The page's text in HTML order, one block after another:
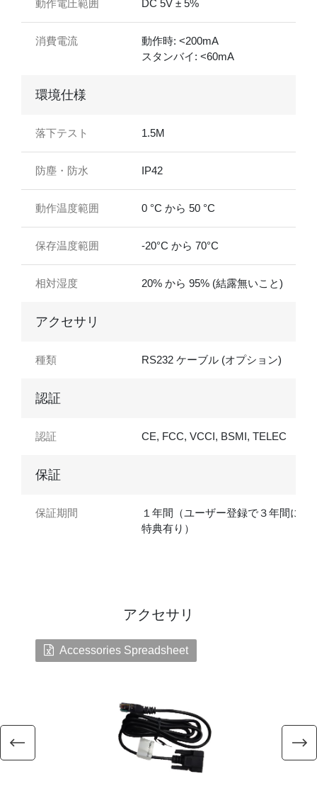
動作電圧範囲 DC 5V ± 5%
消費電流
動作時: <200mA
スタンバイ: <60mA
環境仕様
落下テスト 1.5M
防塵・防水 IP42
動作温度範囲 0 °C から 50 °C
保存温度範囲 -20°C から 70°C
相対湿度 20% から 95% (結露無いこと)
アクセサリ
種類 RS232 ケーブル (オプション)
認証
認証 CE, FCC, VCCI, BSMI, TELEC
保証
保証期間
１年間（ユーザー登録で３年間に延
特典有り）
アクセサリ
Accessories Spreadsheet